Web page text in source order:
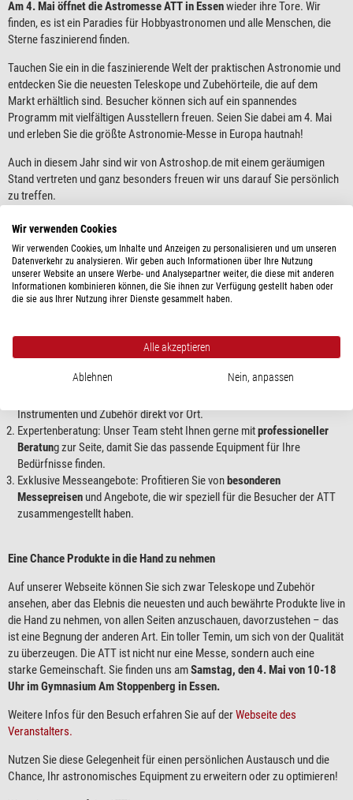
Am 4. Mai öffnet die Astromesse ATT in Essenwieder ihre Tore. Wir
finden, es ist ein Paradies für Hobbyastronomen und alle Menschen, die
Sterne faszinierend finden.
Tauchen Sie ein in die faszinierende Welt der praktischen Astronomie und
entdecken Sie die neuesten Teleskope und Zubehörteile, die auf dem
Markt erhältlich sind. Besucher können sich auf ein spannendes
Programm mit vielfältigen Ausstellern freuen. Seien Sie dabei am 4. Mai
und erleben Sie die größte Astronomie-Messe in Europa hautnah!
Auch in diesem Jahr sind wir von Astroshop.de mit einem geräumigen
Stand vertreten und ganz besonders freuen wir uns darauf Sie persönlich
zu treffen.
Instrumenten und Zubehör direkt vor Ort.
Expertenberatung: Unser Team steht Ihnen gerne mitprofessioneller
Beratung zur Seite, damit Sie das passende Equipment für Ihre
Bedürfnisse finden.
Exklusive Messeangebote: Profitieren Sie vonbesonderen
Messepreisen und Angebote, die wir speziell für die Besucher der ATT
zusammengestellt haben.
Eine Chance Produkte in die Hand zu nehmen
Auf unserer Webseite können Sie sich zwar Teleskope und Zubehör
ansehen, aber das Elebnis die neuesten und auch bewährte Produkte live in
die Hand zu nehmen, von allen Seiten anzuschauen, davorzustehen – das
ist eine Begnung der anderen Art. Ein toller Temin, um sich von der Qualität
zu überzeugen. Die ATT ist nicht nur eine Messe, sondern auch eine
starke Gemeinschaft. Sie finden uns amSamstag, den 4. Mai von 10-18
Uhr im Gymnasium Am Stoppenberg in Essen.
Weitere Infos für den Besuch erfahren Sie auf derWebseite des
Veranstalters.
Nutzen Sie diese Gelegenheit für einen persönlichen Austausch und die
Chance, Ihr astronomisches Equipment zu erweitern oder zu optimieren!
Wir verwenden Cookies
Wir verwenden Cookies, um Inhalte und Anzeigen zu personalisieren und um unseren
Datenverkehr zu analysieren. Wir geben auch Informationen über Ihre Nutzung
unserer Website an unsere Werbe- und Analysepartner weiter, die diese mit anderen
Informationen kombinieren können, die Sie ihnen zur Verfügung gestellt haben oder
die sie aus Ihrer Nutzung ihrer Dienste gesammelt haben.
Alle akzeptieren
Ablehnen Nein, anpassen